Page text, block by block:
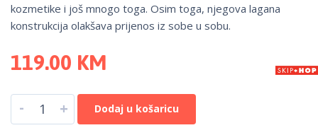
kozmetike i još mnogo toga. Osim toga, njegova lagana
konstrukcija olakšava prijenos iz sobe u sobu.
119.00 KM
- + Dodaj u košaricu